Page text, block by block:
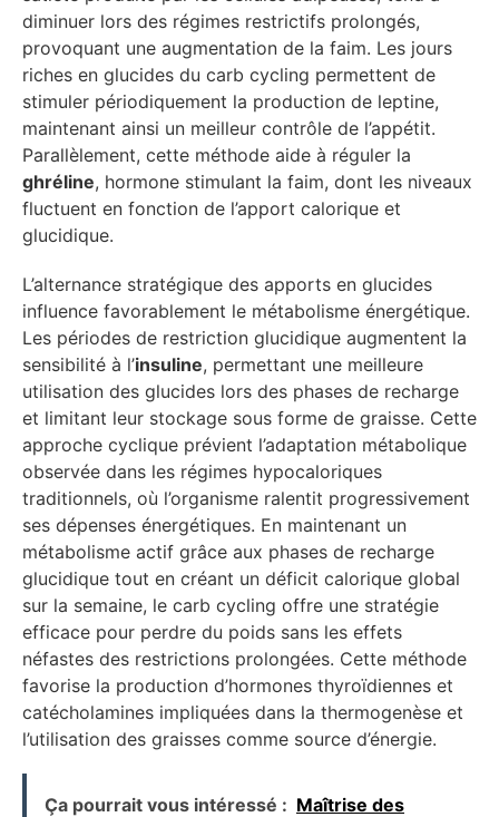
diminuer lors des régimes restrictifs prolongés,
provoquant une augmentation de la faim. Les jours
riches en glucides du carb cycling permettent de
stimuler périodiquement la production de leptine,
maintenant ainsi un meilleur contrôle de l’appétit.
Parallèlement, cette méthode aide à réguler la
ghréline, hormone stimulant la faim, dont les niveaux
fluctuent en fonction de l’apport calorique et
glucidique.
L’alternance stratégique des apports en glucides
influence favorablement le métabolisme énergétique.
Les périodes de restriction glucidique augmentent la
sensibilité à l’insuline, permettant une meilleure
utilisation des glucides lors des phases de recharge
et limitant leur stockage sous forme de graisse. Cette
approche cyclique prévient l’adaptation métabolique
observée dans les régimes hypocaloriques
traditionnels, où l’organisme ralentit progressivement
ses dépenses énergétiques. En maintenant un
métabolisme actif grâce aux phases de recharge
glucidique tout en créant un déficit calorique global
sur la semaine, le carb cycling offre une stratégie
efficace pour perdre du poids sans les effets
néfastes des restrictions prolongées. Cette méthode
favorise la production d’hormones thyroïdiennes et
catécholamines impliquées dans la thermogenèse et
l’utilisation des graisses comme source d’énergie.
Ça pourrait vous intéressé : Maîtrise des